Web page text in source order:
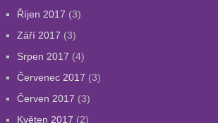
Říjen 2017 (3)
Září 2017 (3)
Srpen 2017 (4)
Červenec 2017 (3)
Červen 2017 (3)
Květen 2017 (2)